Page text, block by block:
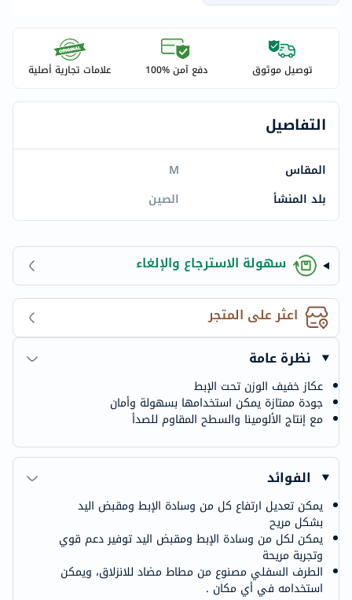
توصيل موثوق دفع آمن %100 علامات تجارية أصلية
التفاصيل
المقاس
M
بلد المنشأ
الصين
سهولة الاسترجاع والإلغاء
اعثر على المتجر
نظرة عامة
عكاز خفيف الوزن تحت الإبط
جودة ممتازة يمكن استخدامها بسهولة وأمان
مع إنتاج الألومينا والسطح المقاوم للصدأ
الفوائد
يمكن تعديل ارتفاع كل من وسادة الإبط ومقبض اليد
بشكل مريح
يمكن لكل من وسادة الإبط ومقبض اليد توفير دعم قوي
وتجربة مريحة
الطرف السفلي مصنوع من مطاط مضاد للانزلاق، ويمكن
استخدامه في أي مكان .